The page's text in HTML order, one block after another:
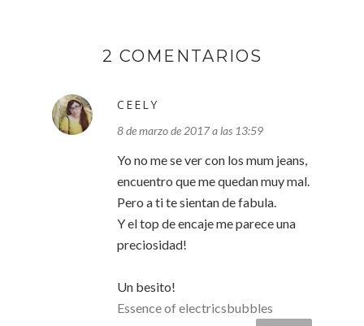
2 COMENTARIOS
CEELY
8 de marzo de 2017 a las 13:59
Yo no me se ver con los mum jeans,
encuentro que me quedan muy mal.
Pero a ti te sientan de fabula.
Y el top de encaje me parece una
preciosidad!
Un besito!
Essence of electricsbubbles